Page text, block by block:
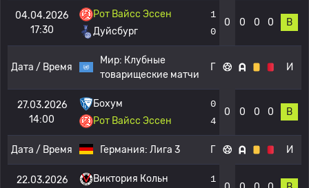
04.04.2026
17:30
Рот Вайсс Эссен
Дуйсбург
1
0
0 0 0 0 В
Дата / Время
Мир: Клубные
товарищеские матчи
Г И
27.03.2026
14:00
Бохум
Рот Вайсс Эссен
0
4
0 0 0 0 В
Дата / Время Германия: Лига 3 Г И
22.03.2026
Виктория Кольн
1